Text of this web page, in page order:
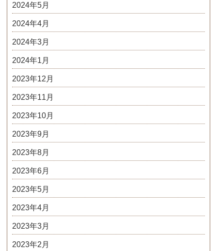
2024年5月
2024年4月
2024年3月
2024年1月
2023年12月
2023年11月
2023年10月
2023年9月
2023年8月
2023年6月
2023年5月
2023年4月
2023年3月
2023年2月